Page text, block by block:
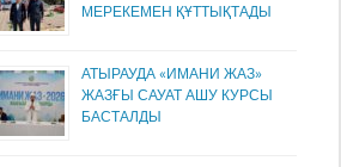
МЕРЕКЕМЕН ҚҰТТЫҚТАДЫ
АТЫРАУДА «ИМАНИ ЖАЗ»
ЖАЗҒЫ САУАТ АШУ КУРСЫ
БАСТАЛДЫ